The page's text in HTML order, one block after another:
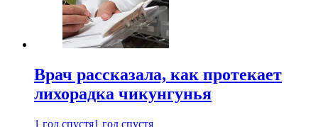
Врач рассказала, как протекает
лихорадка чикунгунья
1 год спустя1 год спустя